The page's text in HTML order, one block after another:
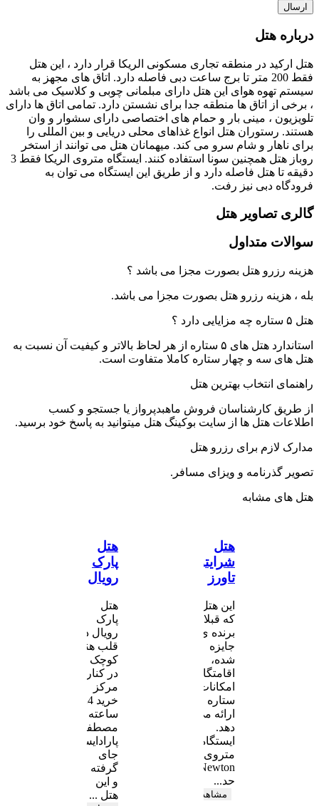
ارسال
درباره هتل
هتل ارکید در منطقه تجاری مسکونی الریکا قرار دارد ، این هتل
فقط 200 متر تا برج ساعت دبی فاصله دارد. اتاق های مجهز به
سیستم تهوه هوای این هتل دارای مبلمانی چوبی و کلاسیک می باشد
، برخی از اتاق ها منطقه جدا برای نشستن دارد. تمامی اتاق ها دارای
تلویزیون ، مینی بار و حمام های اختصاصی دارای سشوار و وان
هستند. رستوران هتل انواع غذاهای محلی دریایی و بین المللی را
برای ناهار و شام سرو می کند. میهمانان هتل می توانند از استخر
روباز هتل همچنین سونا استفاده کنند. ایستگاه متروی الریکا فقط 3
دقیقه تا هتل فاصله دارد و از طریق این ایستگاه می توان به
فرودگاه دبی نیز رفت.
گالری تصاویر هتل
سوالات متداول
هزینه رزرو هتل بصورت مجزا می باشد ؟
بله ، هزینه رزرو هتل بصورت مجزا می باشد.
هتل ۵ ستاره چه مزایایی دارد ؟
استاندارد هتل های ۵ ستاره از هر لحاظ بالاتر و کیفیت آن نسبت به
هتل های سه و چهار ستاره کاملا متفاوت است.
راهنمای انتخاب بهترین هتل
از طریق کارشناسان فروش ماهبدپرواز یا جستجو و کسب
اطلاعات هتل ها از سایت بوکینگ هتل میتوانید به پاسخ خود برسید.
مدارک لازم برای رزرو هتل
تصویر گذرنامه و ویزای مسافر.
هتل های مشابه
هتل
شرایتون
تاورز
این هتل
که قبلا
برنده ی
جایزه
شده،
اقامتگاه و
ستاره
ارائه می
دهد.
ایستگاه
متروی
Newton
حد...
مشاهده
هتل
پارک
رویال
هتل
پارک
رویال در
قلب هند
کوچک و
در کنار
مرکز ​​
خرید 24
ساعته
مصطفی
پارادایس
جای
گرفته ،
و این
هتل ...